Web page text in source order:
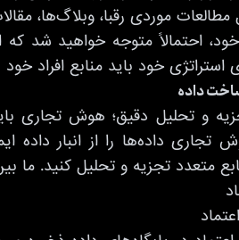
موردی رقبا، وبلاگ‌ها،
احتمالاً متوجه خواهید شد
استراتژی خود باید منابع افراد
داده
و تحلیل دقیق؛ هوش تجاری
تجاری داده‌ها را از انبار
متعدد تجزیه و تحلیل کنید. ما